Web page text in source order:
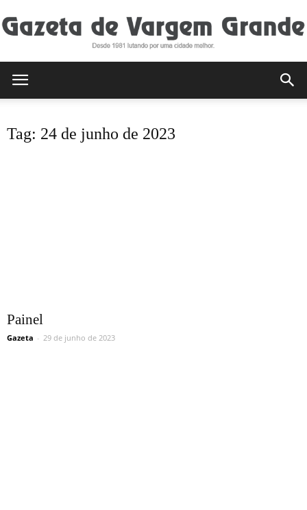
Tag: 24 de junho de 2023
Painel
Gazeta - 29 de junho de 2023